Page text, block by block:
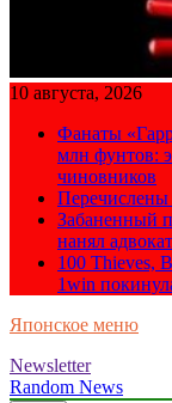
10 августа, 2026
Фанаты
млн фунтов:
чиновников
Перечислены
Забаненный
нанял
100 Thieves,
1win
Японское меню
Newsletter
Random News